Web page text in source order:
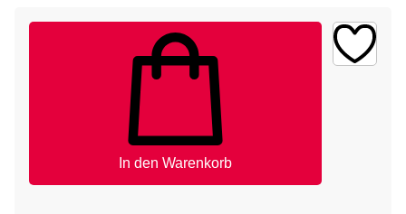
In den Warenkorb